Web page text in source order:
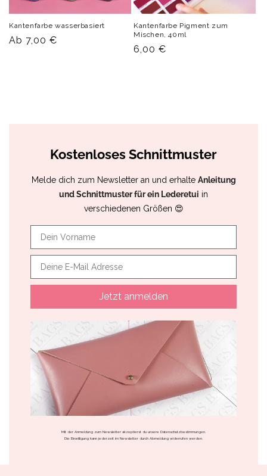
Kantenfarbe wasserbasiert
Normaler
Ab 7,00 €
Kantenfarbe Pigment zum
Mischen, 40ml
Normaler
6,00 €
Kostenloses Schnittmuster
Melde dich zum Newsletter an und erhalte Anleitung
und Schnittmuster für ein Lederetui in
verschiedenen Größen 😍
Jetzt anmelden
Mit der Anmeldung zum Newsletter akzeptierst du unsere Datenschutzbestimmungen.
Die Einwilligung kann jederzeit im Newsletter durch Abmeldung widerrufen werden.